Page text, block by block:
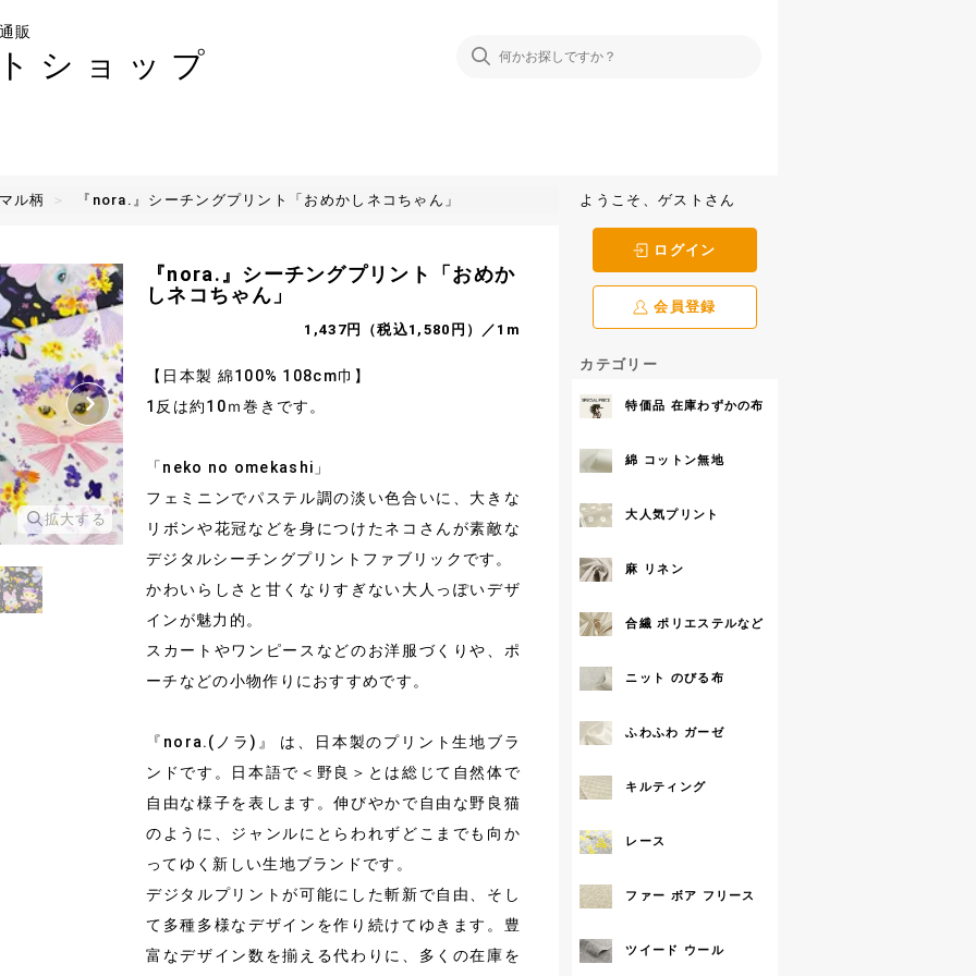
販
ショップ
ル柄 『nora.』シーチングプリント「おめかしネコちゃん」
拡大する 拡大する
『nora.』シーチングプリント「おめか
しネコちゃん」
1,437円（税込1,580円）／1m
【日本製 綿100% 108cm巾】
1反は約10ｍ巻きです。
「neko no omekashi」
フェミニンでパステル調の淡い色合いに、大きな
リボンや花冠などを身につけたネコさんが素敵な
デジタルシーチングプリントファブリックです。
かわいらしさと甘くなりすぎない大人っぽいデザ
インが魅力的。
スカートやワンピースなどのお洋服づくりや、ポ
ーチなどの小物作りにおすすめです。
『nora.(ノラ)』 は、日本製のプリント生地ブラ
ンドです。日本語で＜野良＞とは総じて自然体で
自由な様子を表します。伸びやかで自由な野良猫
のように、ジャンルにとらわれずどこまでも向か
ってゆく新しい生地ブランドです。
デジタルプリントが可能にした斬新で自由、そし
て多種多様なデザインを作り続けてゆきます。豊
富なデザイン数を揃える代わりに、多くの在庫を
ようこそ、ゲストさん
ログイン
会員登録
カテゴリー
特価品 在庫わずかの布
綿 コットン無地
大人気プリント
麻 リネン
合繊 ポリエステルなど
ニット のびる布
ふわふわ ガーゼ
キルティング
レース
ファー ボア フリース
ツイード ウール